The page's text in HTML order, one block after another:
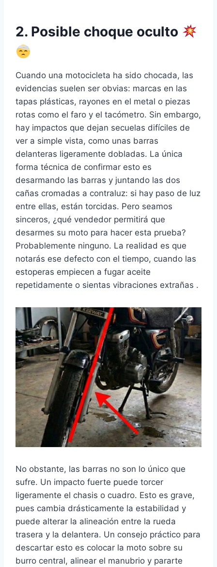
2. Posible choque oculto
Cuando una motocicleta ha sido chocada, las
evidencias suelen ser obvias: marcas en las
tapas plásticas, rayones en el metal o piezas
rotas como el faro y el tacómetro. Sin embargo,
hay impactos que dejan secuelas difíciles de
ver a simple vista, como unas barras
delanteras ligeramente dobladas. La única
forma técnica de confirmar esto es
desarmando las barras y juntando las dos
cañas cromadas a contraluz: si hay paso de luz
entre ellas, están torcidas. Pero seamos
sinceros, ¿qué vendedor permitirá que
desarmes su moto para hacer esta prueba?
Probablemente ninguno. La realidad es que
notarás ese defecto con el tiempo, cuando las
estoperas empiecen a fugar aceite
repetidamente o sientas vibraciones extrañas .
No obstante, las barras no son lo único que
sufre. Un impacto fuerte puede torcer
ligeramente el chasis o cuadro. Esto es grave,
pues cambia drásticamente la estabilidad y
puede alterar la alineación entre la rueda
trasera y la delantera. Un consejo práctico para
descartar esto es colocar la moto sobre su
burro central, alinear el manubrio y pararte